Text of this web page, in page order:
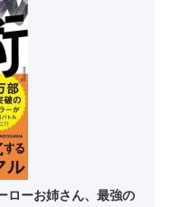
ローお姉さん、最強の